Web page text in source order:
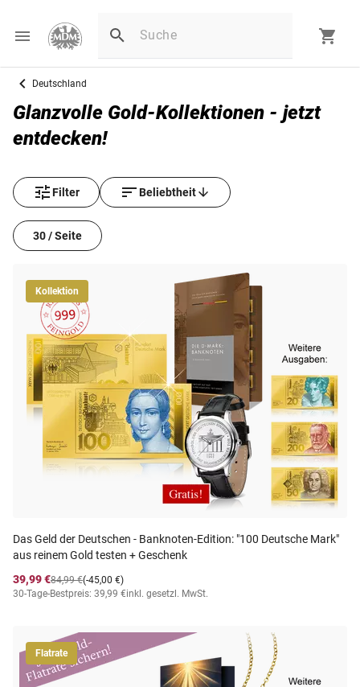
Deutschland
Glanzvolle Gold-Kollektionen - jetzt
entdecken!
Filter Beliebtheit
30 / Seite
Kollektion
Das Geld der Deutschen - Banknoten-Edition: "100 Deutsche Mark"
aus reinem Gold testen + Geschenk
39,99 €
(-45,00 €)
84,99 €
30-Tage-Bestpreis: 39,99 €inkl. gesetzl. MwSt.
Flatrate